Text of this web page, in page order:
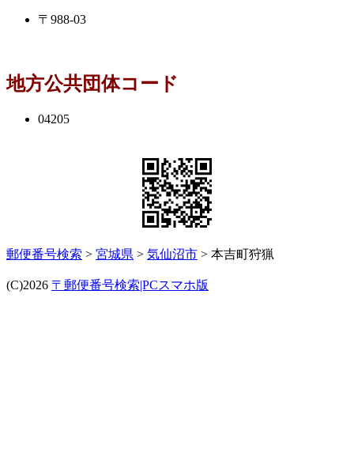
〒988-03
地方公共団体コード
04205
郵便番号検索 > 宮城県 > 気仙沼市 > 本吉町狩猟
(C)2026 〒郵便番号検索|PCスマホ版